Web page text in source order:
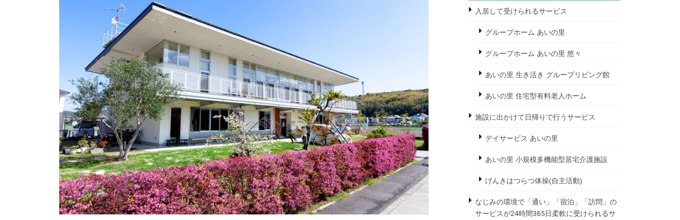
入居して受けられるサービス
グループホーム あいの里
グループホーム あいの里 悠々
あいの里 生き活き グループリビング館
あいの里 住宅型有料老人ホーム
施設に出かけて日帰りで行うサービス
デイサービス あいの里
あいの里 小規模多機能型居宅介護施設
げんきはつらつ体操(自主活動)
なじみの環境で「通い」「宿泊」「訪問」の
サービスが24時間365日柔軟に受けられるサ